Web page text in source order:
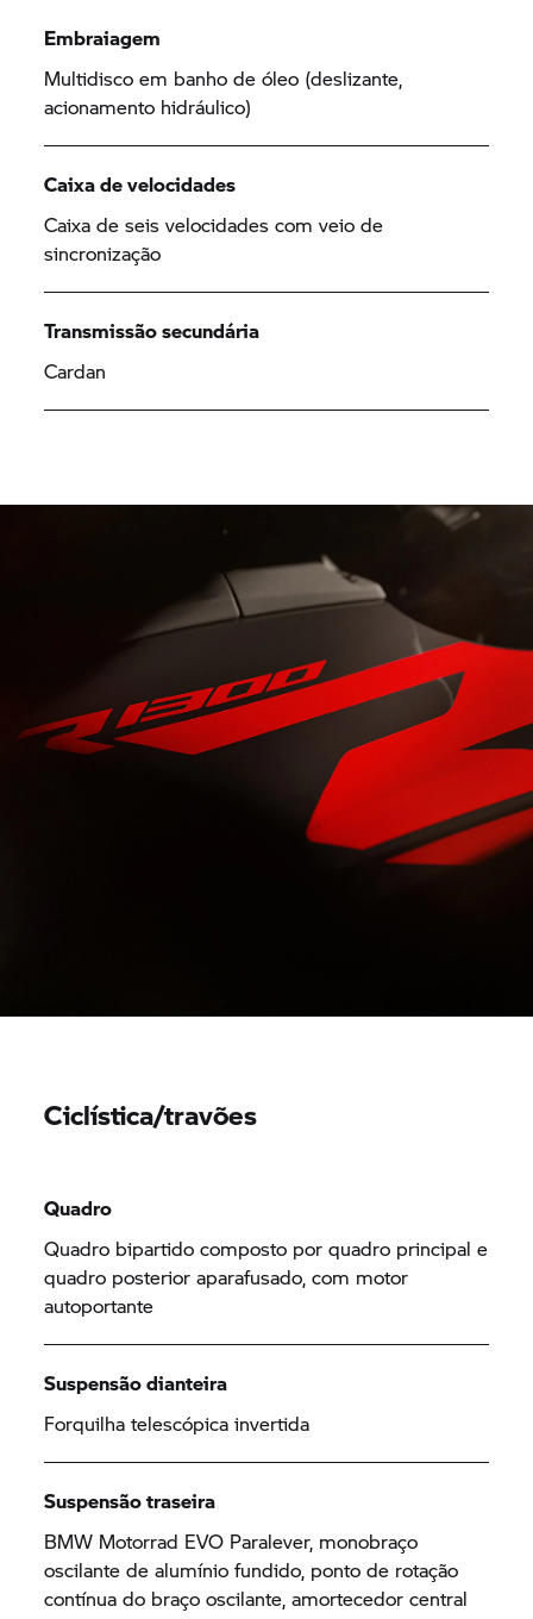
Embraiagem
Multidisco em banho de óleo (deslizante,
acionamento hidráulico)
Caixa de velocidades
Caixa de seis velocidades com veio de
sincronização
Transmissão secundária
Cardan
Ciclística/travões
Quadro
Quadro bipartido composto por quadro principal e
quadro posterior aparafusado, com motor
autoportante
Suspensão dianteira
Forquilha telescópica invertida
Suspensão traseira
BMW Motorrad EVO Paralever, monobraço
oscilante de alumínio fundido, ponto de rotação
contínua do braço oscilante, amortecedor central